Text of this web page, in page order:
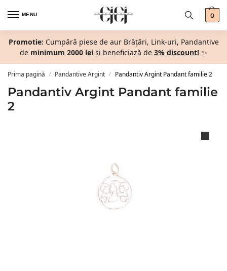
MENU 0
Promotie: Cumpără piese de aur Brățări, Link-uri, Pandantive
de minimum 2000 lei și beneficiază de 3% discount! ✨
Prima pagină / Pandantive Argint / Pandantiv Argint Pandant familie 2
Pandantiv Argint Pandant familie
2